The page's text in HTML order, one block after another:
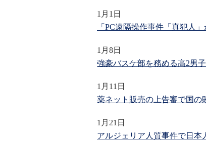
1月1日
「PC遠隔操作事件「真犯人
1月8日
強豪バスケ部を務める高2男
1月11日
薬ネット販売の上告審で国の
1月21日
アルジェリア人質事件で日本